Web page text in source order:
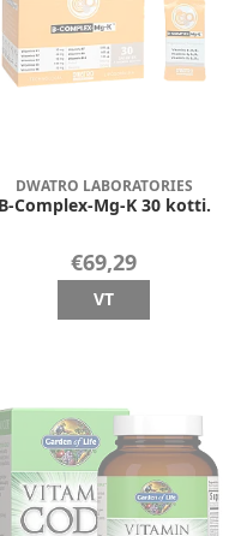
DWATRO LABORATORIES
B-Complex-Mg-K 30 kotti.
€69,29
VT